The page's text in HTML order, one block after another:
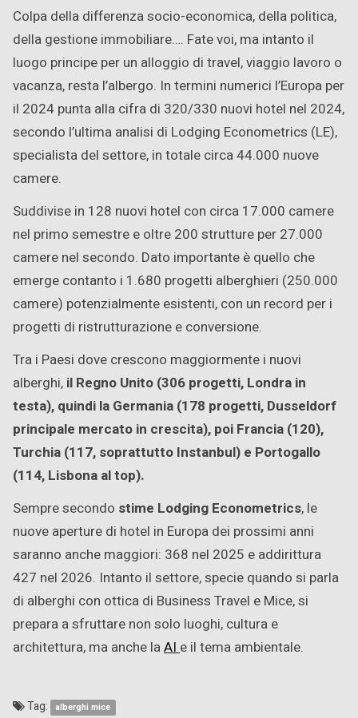
Colpa della differenza socio-economica, della politica,
della gestione immobiliare…. Fate voi, ma intanto il
luogo principe per un alloggio di travel, viaggio lavoro o
vacanza, resta l’albergo. In termini numerici l’Europa per
il 2024 punta alla cifra di 320/330 nuovi hotel nel 2024,
secondo l’ultima analisi di Lodging Econometrics (LE),
specialista del settore, in totale circa 44.000 nuove
camere.
Suddivise in 128 nuovi hotel con circa 17.000 camere
nel primo semestre e oltre 200 strutture per 27.000
camere nel secondo. Dato importante è quello che
emerge contanto i 1.680 progetti alberghieri (250.000
camere) potenzialmente esistenti, con un record per i
progetti di ristrutturazione e conversione.
Tra i Paesi dove crescono maggiormente i nuovi
alberghi, il Regno Unito (306 progetti, Londra in
testa), quindi la Germania (178 progetti, Dusseldorf
principale mercato in crescita), poi Francia (120),
Turchia (117, soprattutto Instanbul) e Portogallo
(114, Lisbona al top).
Sempre secondo stime Lodging Econometrics, le
nuove aperture di hotel in Europa dei prossimi anni
saranno anche maggiori: 368 nel 2025 e addirittura
427 nel 2026. Intanto il settore, specie quando si parla
di alberghi con ottica di Business Travel e Mice, si
prepara a sfruttare non solo luoghi, cultura e
architettura, ma anche laAI e il tema ambientale.
Tag: alberghi mice